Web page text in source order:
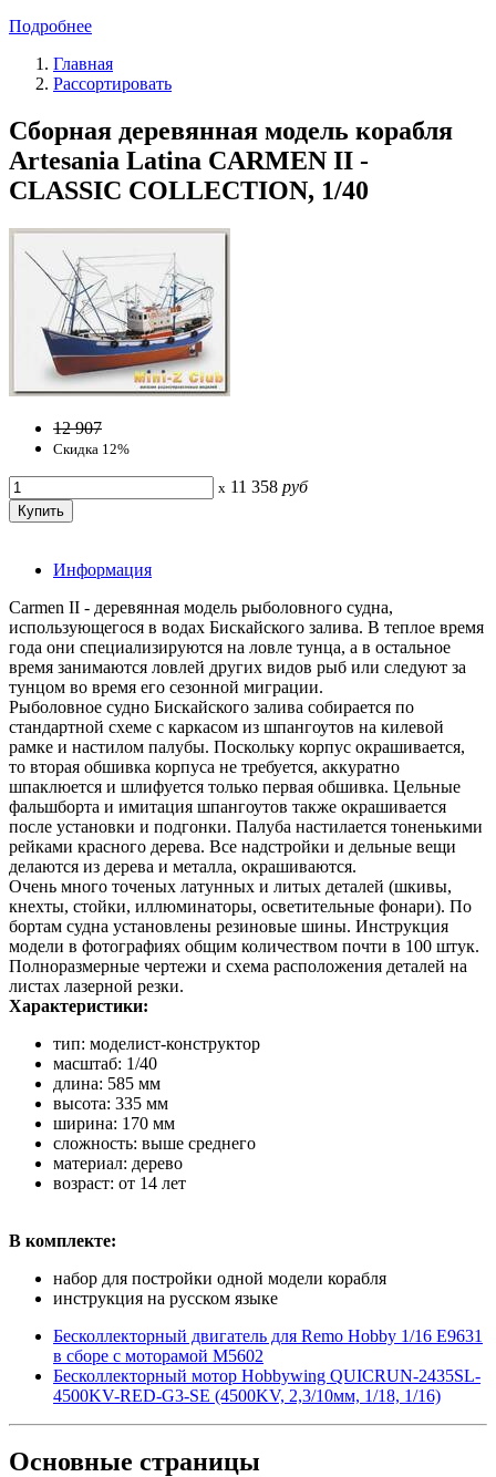
Подробнее
Главная
Рассортировать
Сборная деревянная модель корабля
Artesania Latina CARMEN II -
CLASSIC COLLECTION, 1/40
12 907
Скидка 12%
x 11 358 руб
Информация
Carmen II - деревянная модель рыболовного судна,
использующегося в водах Бискайского залива. В теплое время
года они специализируются на ловле тунца, а в остальное
время занимаются ловлей других видов рыб или следуют за
тунцом во время его сезонной миграции.
Рыболовное судно Бискайского залива собирается по
стандартной схеме с каркасом из шпангоутов на килевой
рамке и настилом палубы. Поскольку корпус окрашивается,
то вторая обшивка корпуса не требуется, аккуратно
шпаклюется и шлифуется только первая обшивка. Цельные
фальшборта и имитация шпангоутов также окрашивается
после установки и подгонки. Палуба настилается тоненькими
рейками красного дерева. Все надстройки и дельные вещи
делаются из дерева и металла, окрашиваются.
Очень много точеных латунных и литых деталей (шкивы,
кнехты, стойки, иллюминаторы, осветительные фонари). По
бортам судна установлены резиновые шины. Инструкция
модели в фотографиях общим количеством почти в 100 штук.
Полноразмерные чертежи и схема расположения деталей на
листах лазерной резки.
Характеристики:
тип: моделист-конструктор
масштаб: 1/40
длина: 585 мм
высота: 335 мм
ширина: 170 мм
сложность: выше среднего
материал: дерево
возраст: от 14 лет
В комплекте:
набор для постройки одной модели корабля
инструкция на русском языке
Бесколлекторный двигатель для Remo Hobby 1/16 E9631
в сборе с моторамой M5602
Бесколлекторный мотор Hobbywing QUICRUN-2435SL-
4500KV-RED-G3-SE (4500KV, 2,3/10мм, 1/18, 1/16)
Основные страницы